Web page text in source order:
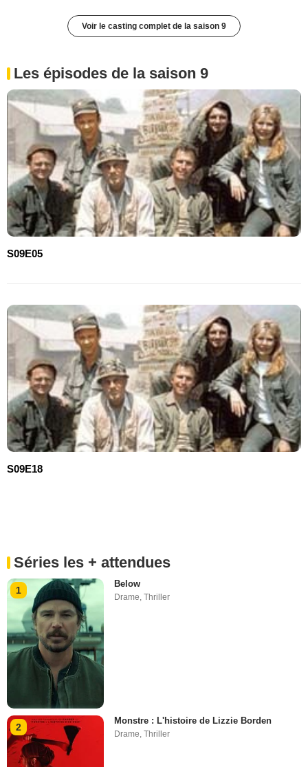
Voir le casting complet de la saison 9
Les épisodes de la saison 9
S09E05
S09E18
Séries les + attendues
1
Below
Drame,Thriller
2
Monstre : L'histoire de Lizzie Borden
Drame ,Thriller